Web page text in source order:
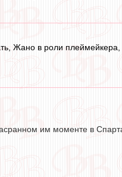
Жано в роли
им моменте в